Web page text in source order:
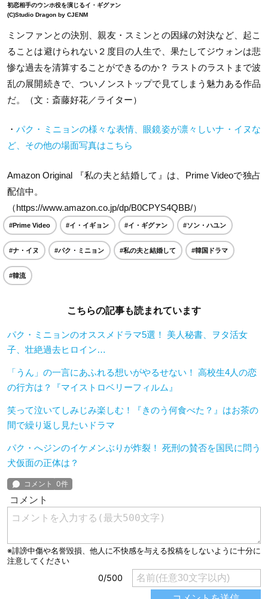
初恋相手のウンホ役を演じるイ・ギグァン
(C)Studio Dragon by CJENM
ミンファンとの決別、親友・スミンとの因縁の対決など、起こ
ることは避けられない２度目の人生で、果たしてジウォンは悲
惨な過去を清算することができるのか？ ラストのラストまで波
乱の展開続きで、ついノンストップで見てしまう魅力ある作品
だ。（文：斎藤好花／ライター）
・パク・ミニョンの様々な表情、眼鏡姿が凛々しいナ・イヌな
ど、その他の場面写真はこちら
Amazon Original 『私の夫と結婚して』は、Prime Videoで独占
配信中。
（https://www.amazon.co.jp/dp/B0CPYS4QBB/）
#Prime Video #イ・イギョン #イ・ギグァン #ソン・ハユン
#ナ・イヌ #パク・ミニョン #私の夫と結婚して #韓国ドラマ
#韓流
こちらの記事も読まれています
パク・ミニョンのオススメドラマ5選！ 美人秘書、ヲタ活女
子、壮絶過去ヒロイン…
「うん」の一言にあふれる想いがやるせない！ 高校生4人の恋
の行方は？『マイストロベリーフィルム』
笑って泣いてしみじみ楽しむ！『きのう何食べた？』はお茶の
間で繰り返し見たいドラマ
パク・へジンのイケメンぶりが炸裂！ 死刑の賛否を国民に問う
犬仮面の正体は？